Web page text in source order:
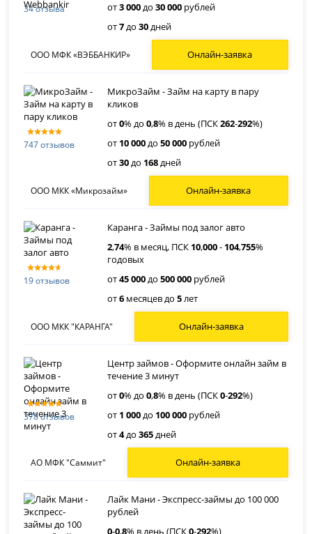
34 отзыва
от3 000до30 000 рублей
от7до30дней
ООО МФК «ВЭББАНКИР» Онлайн-заявка
747 отзывов
МикроЗайм - Займ на карту в пару
кликов
от0% до0,8% в день (ПСК262-292%)
от 10 000до50 000 рублей
от30до 168дней
ООО МКК «Микрозайм» Онлайн-заявка
19 отзывов
Каранга - Займы под залог авто
2,74% в месяц, ПСК 10,000- 104,755%
годовых
от45 000до500 000 рублей
от6 месяцев до5лет
ООО МКК "КАРАНГА" Онлайн-заявка
378 отзывов
Центр займов - Оформите онлайн займ в
течение 3 минут
от0% до0,8% в день (ПСК0-292%)
от 1 000до 100 000 рублей
от4до365дней
АО МФК "Саммит" Онлайн-заявка
Лайк Мани - Экспресс-займы до 100 000
рублей
0-0,8% в день (ПСК0-292%)